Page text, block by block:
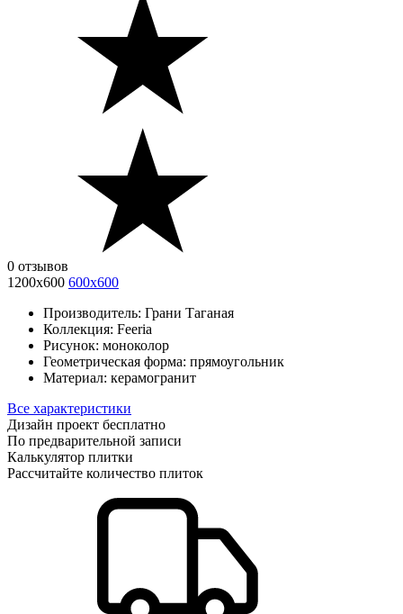
0 отзывов
1200х600 600х600
Производитель: Грани Таганая
Коллекция: Feeria
Рисунок: моноколор
Геометрическая форма: прямоугольник
Материал: керамогранит
Все характеристики
Дизайн проект бесплатно
По предварительной записи
Калькулятор плитки
Рассчитайте количество плиток